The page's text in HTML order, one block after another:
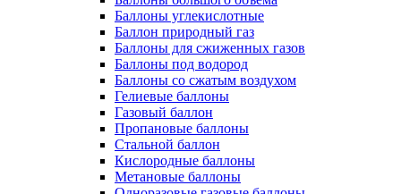
Баллоны углекислотные
Баллон природный газ
Баллоны для сжиженных газов
Баллоны под водород
Баллоны со сжатым воздухом
Гелиевые баллоны
Газовый баллон
Пропановые баллоны
Стальной баллон
Кислородные баллоны
Метановые баллоны